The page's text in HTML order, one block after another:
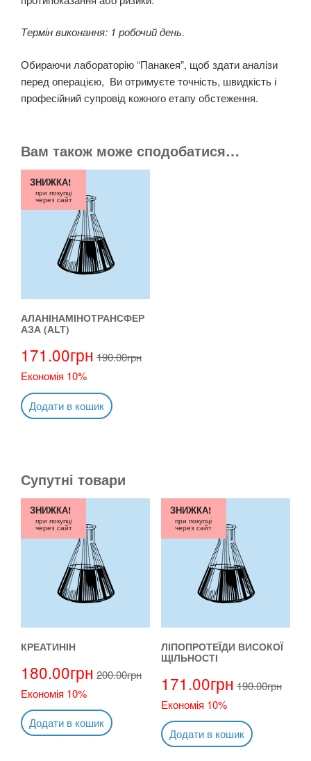
Термін виконання: 1 робочий день.
Обираючи лабораторію “Панакея”, щоб здати аналізи
перед операцією, Ви отримуєте точність, швидкість і
професійний супровід кожного етапу обстеження.
Вам також може сподобатися…
АЛАНІНАМІНОТРАНСФЕР
АЗА (АLТ)
171.00грн 190.00грн
Економія 10%
ЗНИЖКА!
при покупці
через сайт
Додати в кошик
Супутні товари
КРЕАТИНІН
180.00грн 200.00грн
Економія 10%
ЗНИЖКА!
при покупці
через сайт
Додати в кошик
ЛІПОПРОТЕЇДИ ВИСОКОЇ
ЩІЛЬНОСТІ
171.00грн 190.00грн
Економія 10%
ЗНИЖКА!
при покупці
через сайт
Додати в кошик